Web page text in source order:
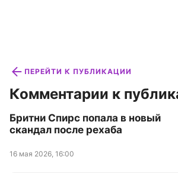
ПЕРЕЙТИ К ПУБЛИКАЦИИ
Комментарии к
Бритни Спирс попала в новый
скандал после рехаба
16 мая 2026, 16:00